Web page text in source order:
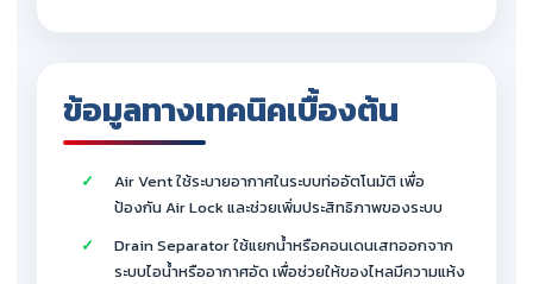
ข้อมูลทางเทคนิคเบื้องต้น
Air Vent ใช้ระบายอากาศในระบบท่ออัตโนมัติ เพื่อ
ป้องกัน Air Lock และช่วยเพิ่มประสิทธิภาพของระบบ
Drain Separator ใช้แยกน้ำหรือคอนเดนเสทออกจาก
ระบบไอน้ำหรืออากาศอัด เพื่อช่วยให้ของไหลมีความแห้ง